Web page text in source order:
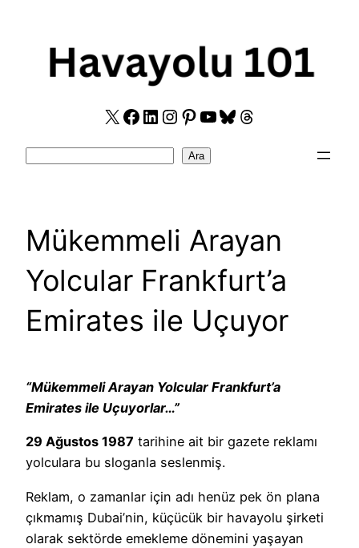
X Facebook
LinkedIn
Instagram
Pinterest
YouTube
Bluesky
Threads
Ara
Mükemmeli Arayan
Yolcular Frankfurt’a
Emirates ile Uçuyor
“Mükemmeli Arayan Yolcular Frankfurt’a
Emirates ile Uçuyorlar…”
29 Ağustos 1987 tarihine ait bir gazete reklamı
yolculara bu sloganla seslenmiş.
Reklam, o zamanlar için adı henüz pek ön plana
çıkmamış Dubai’nin, küçücük bir havayolu şirketi
olarak sektörde emekleme dönemini yaşayan